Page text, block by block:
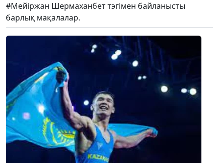
#Мейіржан Шермаханбет тэгімен байланысты
барлық мақалалар.